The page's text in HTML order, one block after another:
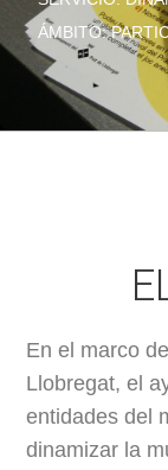
ÁMBITO:
En el marco
Llobregat, el
entidades del
dinamizar la